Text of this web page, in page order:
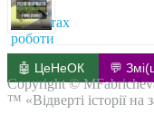
🤖 ЦеНеОК 💬
Copyright ©
™ «Відверті історії на